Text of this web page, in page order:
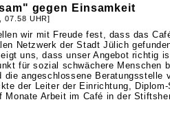
gegen Einsamkeit
07.58 UHR]
wir mit Freude fest, dass das
Netzwerk der Stadt Jülich
uns, dass unser Angebot richtig
für sozial schwächere Menschen
die angeschlossene Beratungsstelle
der Leiter der Einrichtung, Diplom-
Monate Arbeit im Café in der